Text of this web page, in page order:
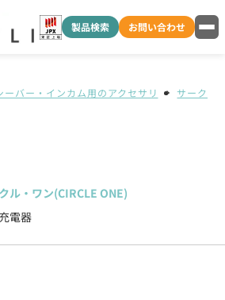
製品検索 お問い合わせ
バー・インカム用のアクセサリ サークル
ル・ワン(CIRCLE ONE)
電器